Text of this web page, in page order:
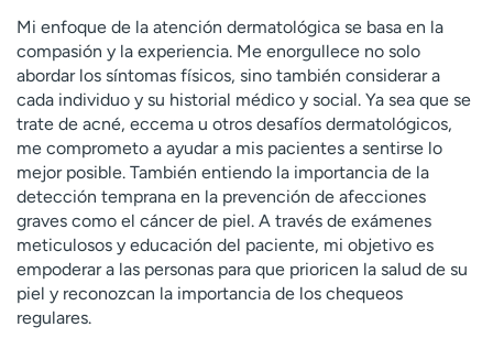
a
r
Mi enfoque de la atención dermatológica se basa en la
compasión y la experiencia. Me enorgullece no solo
abordar los síntomas físicos, sino también considerar a
cada individuo y su historial médico y social. Ya sea que se
trate de acné, eccema u otros desafíos dermatológicos,
me comprometo a ayudar a mis pacientes a sentirse lo
mejor posible. También entiendo la importancia de la
detección temprana en la prevención de afecciones
graves como el cáncer de piel. A través de exámenes
meticulosos y educación del paciente, mi objetivo es
empoderar a las personas para que prioricen la salud de su
piel y reconozcan la importancia de los chequeos
regulares.